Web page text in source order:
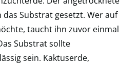
Substrat gesetzt. Wer auf
taucht ihn zuvor einmal
Substrat sollte
sein. Kaktuserde,